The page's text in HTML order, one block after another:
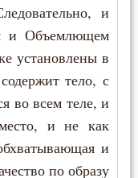
и
и Объемлющем
установлены в
тело, с
во всем теле, и
и не как
и
по образу